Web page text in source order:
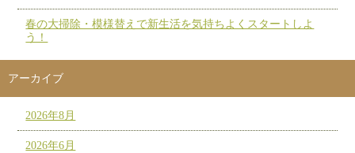
春の大掃除・模様替えで新生活を気持ちよくスタートしよ
う！
アーカイブ
2026年8月
2026年6月